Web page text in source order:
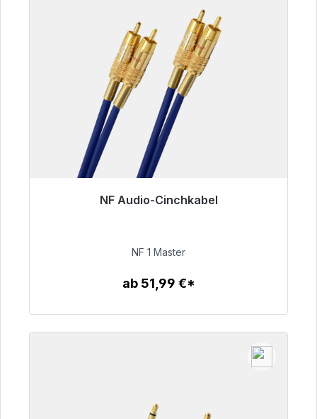
NF Audio-Cinchkabel
99,00 €
NF 1 Master
ab 51,99 €*